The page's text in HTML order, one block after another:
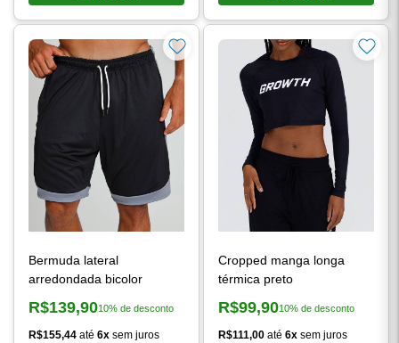
Bermuda lateral
arredondada bicolor
Preço à vista:
R$139,9010% de desconto
R$155,44 até6x sem juros
Cropped manga longa
térmica preto
Preço à vista:
R$99,9010% de desconto
R$111,00 até 6x sem juros